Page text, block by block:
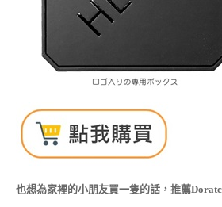
也想為家裡的小朋友買一隻的話，推薦